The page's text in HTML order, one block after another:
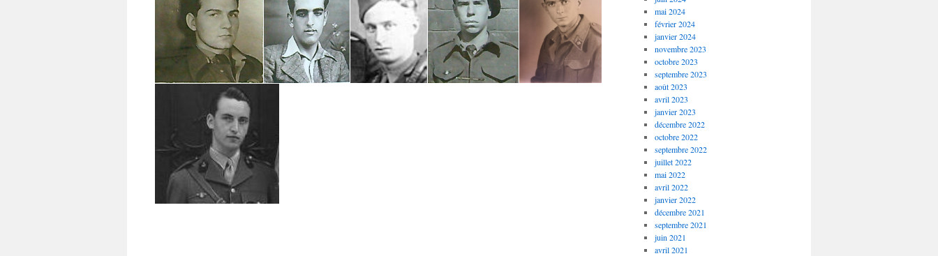
mai 2024
février 2024
janvier 2024
novembre 2023
octobre 2023
septembre 2023
août 2023
avril 2023
janvier 2023
décembre 2022
octobre 2022
septembre 2022
juillet 2022
mai 2022
avril 2022
janvier 2022
décembre 2021
septembre 2021
juin 2021
avril 2021